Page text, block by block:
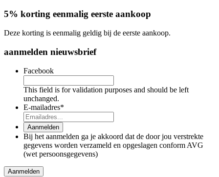
5% korting eenmalig eerste aankoop
Deze korting is eenmalig geldig bij de eerste aankoop.
aanmelden nieuwsbrief
Facebook
This field is for validation purposes and should be left
unchanged.
E-mailadres*
Aanmelden
Bij het aanmelden ga je akkoord dat de door jou verstrekte
gegevens worden verzameld en opgeslagen conform AVG
(wet persoonsgegevens)